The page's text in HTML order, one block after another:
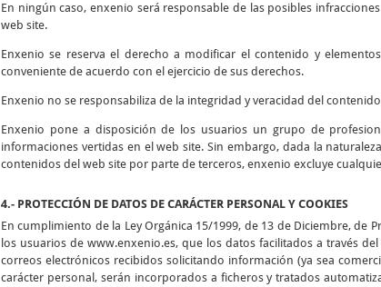
En ningún caso, enxenio será responsable de las posibles
web site.
Enxenio se reserva el derecho a modificar el contenido y
conveniente de acuerdo con el ejercicio de sus derechos.
Enxenio no se responsabiliza de la integridad y veracidad del
Enxenio pone a disposición de los usuarios un grupo de
informaciones vertidas en el web site. Sin embargo, dada la
contenidos del web site por parte de terceros, enxenio excluye
4.- PROTECCIÓN DE DATOS DE CARÁCTER PERSONAL Y COOKIES
En cumplimiento de la Ley Orgánica 15/1999, de 13 de Diciembre, de
los usuarios de www.enxenio.es, que los datos facilitados a través
correos electrónicos recibidos solicitando información (ya sea
carácter personal, serán incorporados a ficheros y tratados